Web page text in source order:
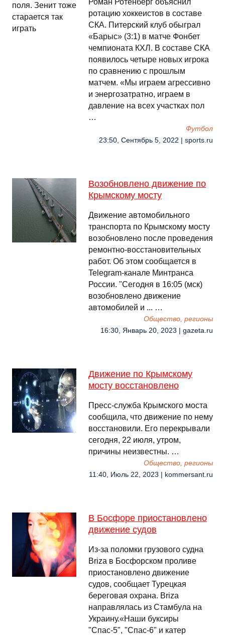
Роман Ротенберг объяснил
ротацию хоккеистов в составе
СКА. Питерский клуб обыграл
«Барыс» (3:1) в матче Фонбет
чемпионата КХЛ. В составе СКА
появилось четыре новых игрока
по сравнению с прошлым
матчем. «Мы играем агрессивно
и энергозатратно, играем в
давление на всех участках пол
…
Футбол
23:50, Сентябрь 5, 2022 | sports.ru
Возобновлено движение по
Крымскому мосту
Движение автомобильного
транспорта по Крымскому мосту
возобновлено после проведения
ремонтно-восстановительных
работ. Об этом сообщается в
Telegram-канале Минтранса
России. "Сегодня в 16:05 (мск)
возобновлено движение
автомобилей и ... …
Общество, регионы
16:30, Январь 20, 2023 | gazeta.ru
Движение по Крымскому
мосту восстановлено
Пресс-служба Крымского моста
сообщила, что движение по нему
восстановили. Его перекрывали
сегодня, 22 июля, утром,
причины неизвестны. …
Общество, регионы
11:40, Июль 22, 2023 | kommersant.ru
В Босфоре приостановлено
движение судов
Из-за поломки грузового судна
Briza в Босфорском проливе
приостановлено движение
судов, сообщает Турецкая
береговая охрана. Briza
направлялась из Стамбула на
Украину.«Наши буксиры
"Спас-5", "Спас-6" и катер